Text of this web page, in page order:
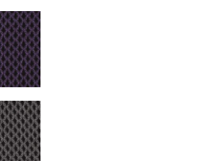
7262 violett
7266 anthrazit